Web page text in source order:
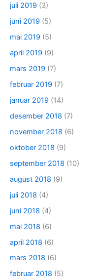
juli 2019 (3)
juni 2019 (5)
mai 2019 (5)
april 2019 (9)
mars 2019 (7)
februar 2019 (7)
januar 2019 (14)
desember 2018 (7)
november 2018 (6)
oktober 2018 (9)
september 2018 (10)
august 2018 (9)
juli 2018 (4)
juni 2018 (4)
mai 2018 (6)
april 2018 (6)
mars 2018 (6)
februar 2018 (5)